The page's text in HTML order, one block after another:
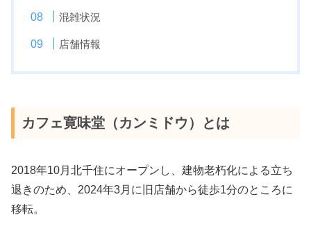
混雑状況
店舗情報
カフェ寛味堂（カンミドウ）とは
2018年10月北千住にオープンし、建物老朽化による立ち
退きのため、2024年3月に旧店舗から徒歩1分のところに
移転。